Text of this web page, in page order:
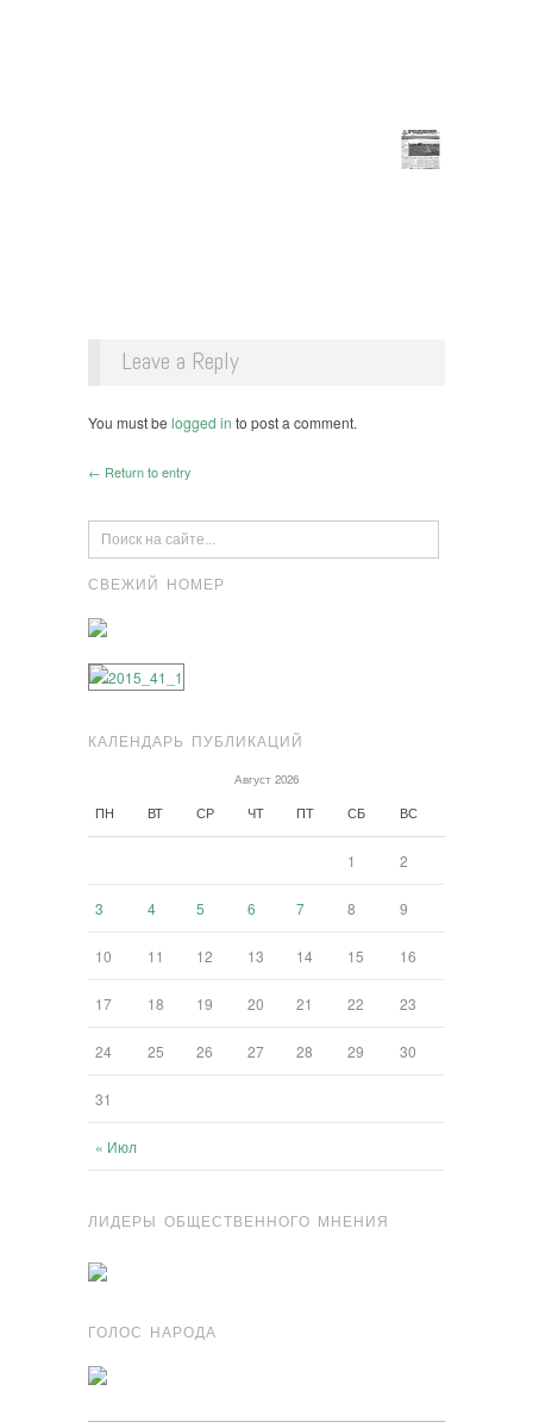
Leave a Reply
You must be logged in to post a comment.
← Return to entry
СВЕЖИЙ НОМЕР
КАЛЕНДАРЬ ПУБЛИКАЦИЙ
Август 2026
ПН ВТ СР ЧТ ПТ СБ ВС
« Июл
1 2
3 4 5 6 7 8 9
10 11 12 13 14 15 16
17 18 19 20 21 22 23
24 25 26 27 28 29 30
31
ЛИДЕРЫ ОБЩЕСТВЕННОГО МНЕНИЯ
ГОЛОС НАРОДА